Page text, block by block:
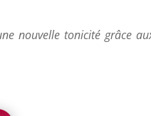
nouvelle tonicité grâce